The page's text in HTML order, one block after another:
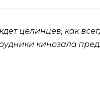
целинцев, как
кинозала